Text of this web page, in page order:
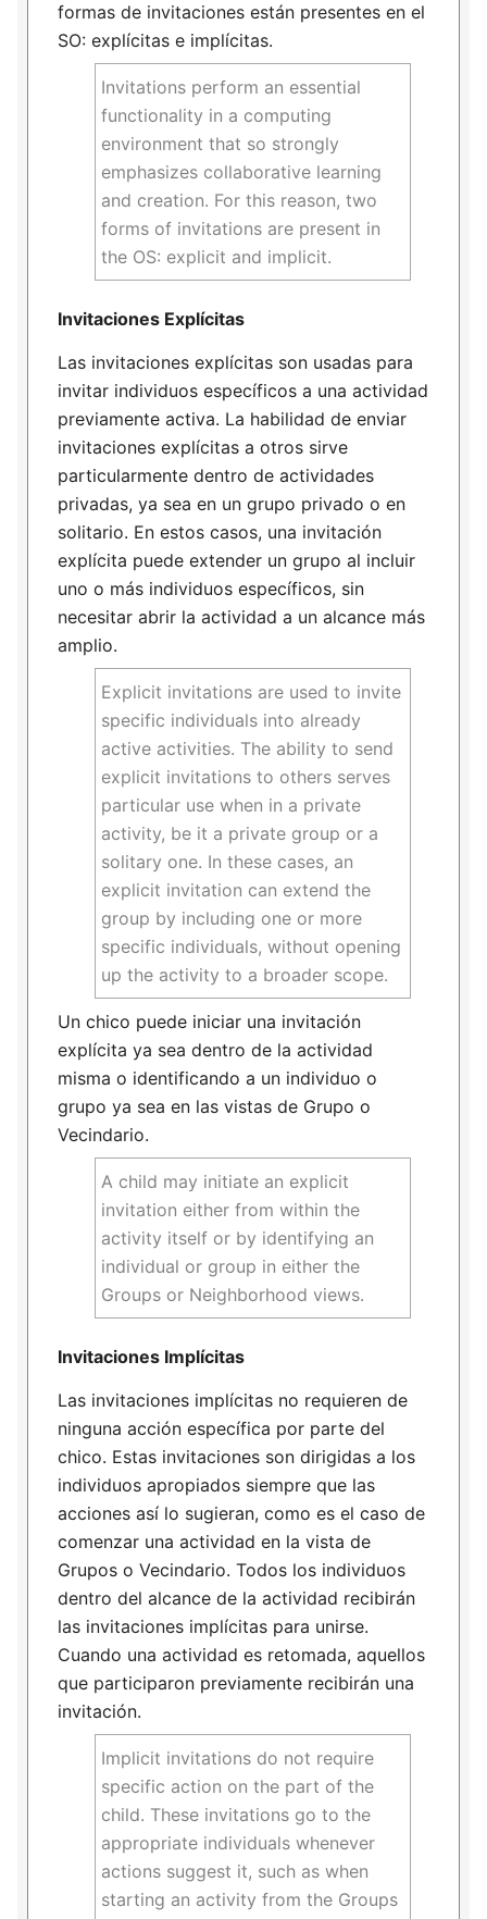
formas de invitaciones están presentes en el
SO: explícitas e implícitas.
Invitations perform an essential
functionality in a computing
environment that so strongly
emphasizes collaborative learning
and creation. For this reason, two
forms of invitations are present in
the OS: explicit and implicit.
Invitaciones Explícitas
Las invitaciones explícitas son usadas para
invitar individuos específicos a una actividad
previamente activa. La habilidad de enviar
invitaciones explícitas a otros sirve
particularmente dentro de actividades
privadas, ya sea en un grupo privado o en
solitario. En estos casos, una invitación
explícita puede extender un grupo al incluir
uno o más individuos específicos, sin
necesitar abrir la actividad a un alcance más
amplio.
Explicit invitations are used to invite
specific individuals into already
active activities. The ability to send
explicit invitations to others serves
particular use when in a private
activity, be it a private group or a
solitary one. In these cases, an
explicit invitation can extend the
group by including one or more
specific individuals, without opening
up the activity to a broader scope.
Un chico puede iniciar una invitación
explícita ya sea dentro de la actividad
misma o identificando a un individuo o
grupo ya sea en las vistas de Grupo o
Vecindario.
A child may initiate an explicit
invitation either from within the
activity itself or by identifying an
individual or group in either the
Groups or Neighborhood views.
Invitaciones Implícitas
Las invitaciones implícitas no requieren de
ninguna acción específica por parte del
chico. Estas invitaciones son dirigidas a los
individuos apropiados siempre que las
acciones así lo sugieran, como es el caso de
comenzar una actividad en la vista de
Grupos o Vecindario. Todos los individuos
dentro del alcance de la actividad recibirán
las invitaciones implícitas para unirse.
Cuando una actividad es retomada, aquellos
que participaron previamente recibirán una
invitación.
Implicit invitations do not require
specific action on the part of the
child. These invitations go to the
appropriate individuals whenever
actions suggest it, such as when
starting an activity from the Groups